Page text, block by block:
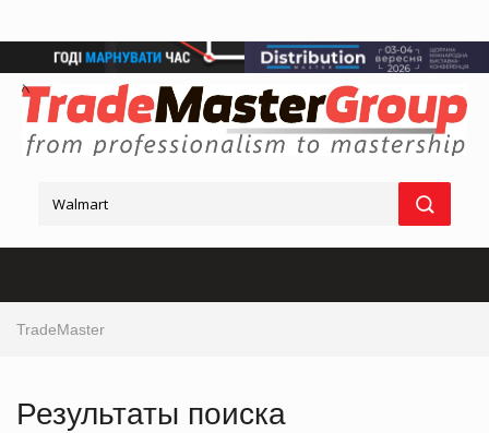
TradeMaster
Результаты поиска